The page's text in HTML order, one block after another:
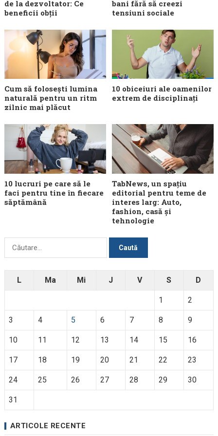
de la dezvoltator: Ce
beneficii obții
bani fără să creezi
tensiuni sociale
Cum să folosești lumina
naturală pentru un ritm
zilnic mai plăcut
10 obiceiuri ale oamenilor
extrem de disciplinați
10 lucruri pe care să le
faci pentru tine în fiecare
săptămână
TabNews, un spațiu
editorial pentru teme de
interes larg: Auto,
fashion, casă și
tehnologie
L Ma Mi J V S D
1 2
3 4 5 6 7 8 9
10 11 12 13 14 15 16
17 18 19 20 21 22 23
24 25 26 27 28 29 30
31
ARTICOLE RECENTE